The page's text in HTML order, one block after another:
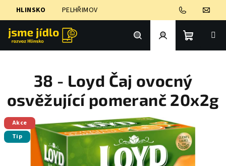
HLINSKO PELHŘIMOV
Hledat PřihlášeníNákupní
košík
38 - Loyd Čaj ovocný
osvěžující pomeranč 20x2g
Akce
Tip